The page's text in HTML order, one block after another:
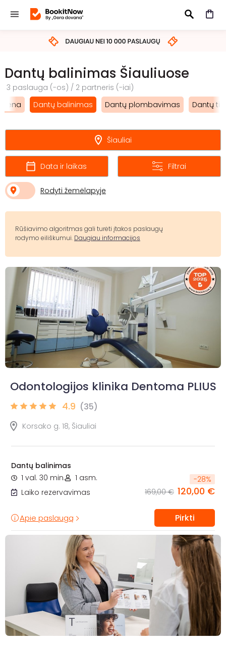
IEŠKOTI
Dantų balinimas Šiauliuose
3 paslauga (-os) / 2 partneris (-iai)
Dantų balinimas Dantų plombavimas Dantų
Šiauliai
Data ir laikas Filtrai
Rodyti žemėlapyje
Rūšiavimo algoritmas gali turėti įtakos paslaugų
rodymo eiliškumui. Daugiau informacijos
Odontologijos klinika Dentoma PLIUS
4.9 (35)
Korsako g. 18, Šiauliai
Dantų balinimas
1 val. 30 min.
1 asm.
Laiko rezervavimas
-28%
169,00 € 120,00 €
Apie paslaugą Pirkti